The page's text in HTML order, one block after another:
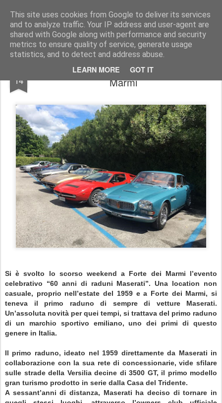
This site uses cookies from Google to deliver its services
and to analyze traffic. Your IP address and user-agent are
shared with Google along with performance and security
metrics to ensure quality of service, generate usage
statistics, and to detect and address abuse.
LEARN MORE GOT IT
AutoMotoCorse. Motorsport Random News 280912
14
“60 anni di raduni Maserati” a Forte dei
Marmi
Si è svolto lo scorso weekend a Forte dei Marmi l’evento
celebrativo “60 anni di raduni Maserati”. Una location non
casuale, proprio nell’estate del 1959 e a Forte dei Marmi, si
teneva il primo raduno di sempre di vetture Maserati.
Un’assoluta novità per quei tempi, si trattava del primo raduno
di un marchio sportivo emiliano, uno dei primi di questo
genere in Italia.
Il primo raduno, ideato nel 1959 direttamente da Maserati in
collaborazione con la sua rete di concessionarie, vide sfilare
sulle strade della Versilia decine di 3500 GT, il primo modello
gran turismo prodotto in serie dalla Casa del Tridente.
A sessant’anni di distanza, Maserati ha deciso di tornare in